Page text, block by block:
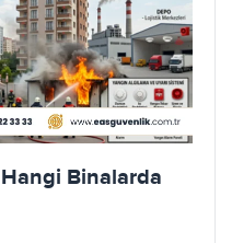
Binalarda